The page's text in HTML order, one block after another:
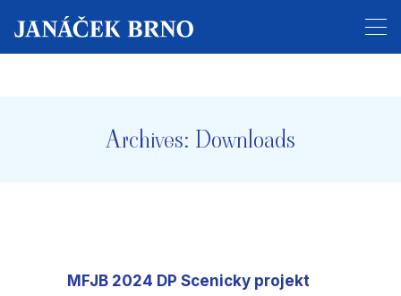
Prodej vstupenek na celý festival byl zahájen!
Archives: Downloads
MFJB 2024 DP Scenicky projekt